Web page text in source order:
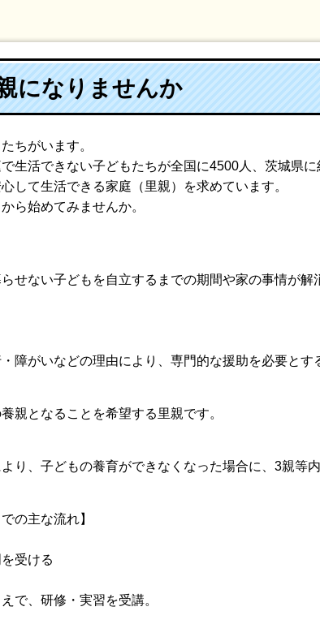
になりませんか
ちがいます。
生活できない子どもたちが全国に4500人、茨城県に
して生活できる家庭（里親）を求めています。
ら始めてみませんか。
せない子どもを自立するまでの期間や家の事情が
障がいなどの理由により、専門的な援助を必要とす
親となることを希望する里親です。
り、子どもの養育ができなくなった場合に、3親等
の主な流れ】
受ける
で、研修・実習を受講。